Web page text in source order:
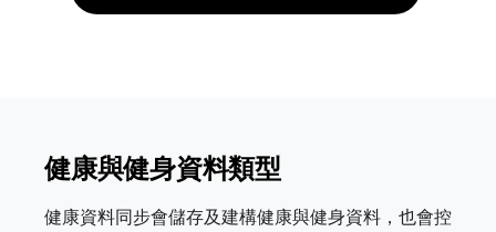
健康與健身資料類型
健康資料同步會儲存及建構健康與健身資料，也會控